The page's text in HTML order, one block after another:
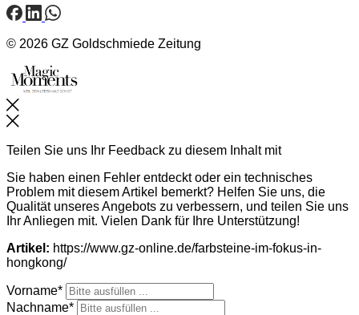
© 2026 GZ Goldschmiede Zeitung
Schließen
Teilen Sie uns Ihr Feedback zu diesem Inhalt mit
Sie haben einen Fehler entdeckt oder ein technisches
Problem mit diesem Artikel bemerkt? Helfen Sie uns, die
Qualität unseres Angebots zu verbessern, und teilen Sie uns
Ihr Anliegen mit. Vielen Dank für Ihre Unterstützung!
Artikel: https://www.gz-online.de/farbsteine-im-fokus-in-
hongkong/
Vorname*
Nachname*